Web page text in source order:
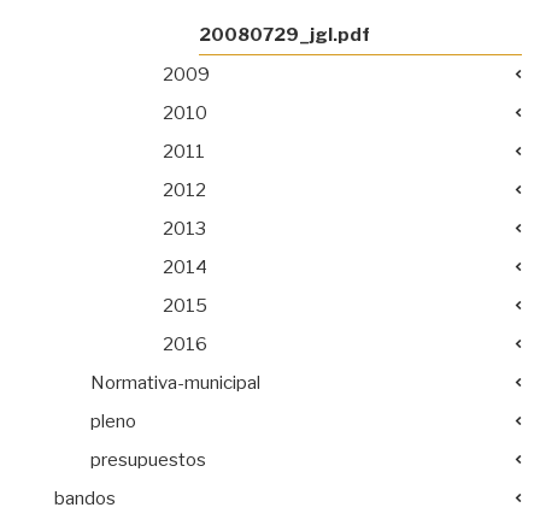
20080729_jgl.pdf
2009
2010
2011
2012
2013
2014
2015
2016
Normativa-municipal
pleno
presupuestos
bandos